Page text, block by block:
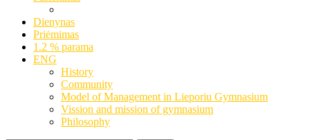
Dienynas
Priėmimas
1.2 % parama
ENG
History
Community
Model of Management in Lieporiu Gymnasium
Vission and mission of gymnasium
Philosophy